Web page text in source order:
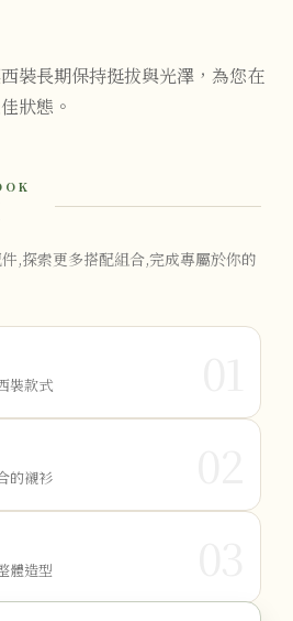
裝長期保持挺拔與光澤，為您在
狀態。
,探索更多搭配組合,完成專屬於你的
裝款式
的襯衫
體造型